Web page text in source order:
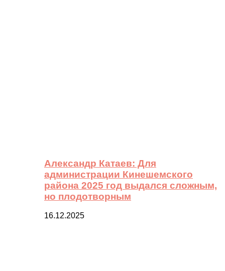
Александр Катаев: Для
администрации Кинешемского
района 2025 год выдался сложным,
но плодотворным
16.12.2025